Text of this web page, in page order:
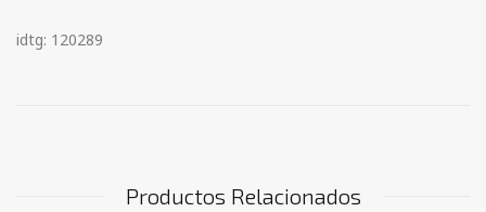
idtg: 120289
Productos Relacionados